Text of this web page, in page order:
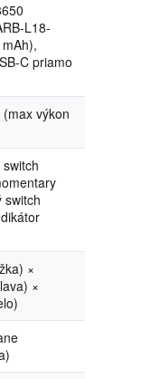
L18-
C priamo
výkon
switch
×
×